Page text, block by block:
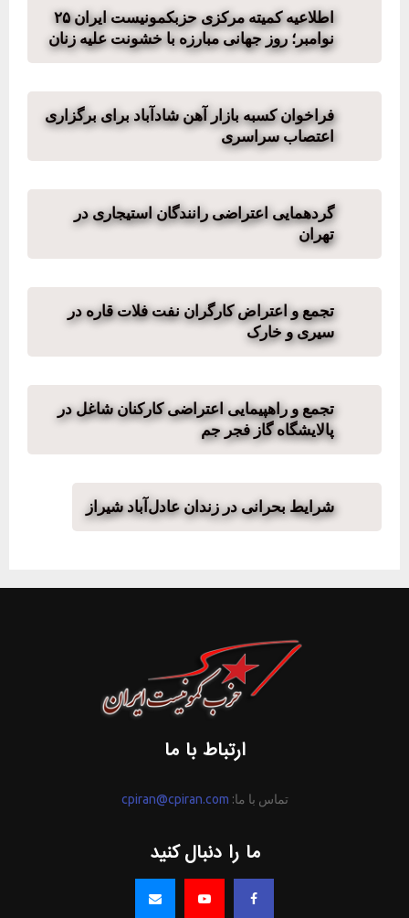
اطلاعیه کمیته مرکزی حزبکمونیست ایران ۲۵
نوامبر؛ روز جهانی مبارزه با خشونت علیه زنان
فراخوان کسبه بازار آهن شادآباد برای برگزاری
اعتصاب سراسری
گردهمایی اعتراضی رانندگان استیجاری در
تهران
تجمع و اعتراض کارگران نفت فلات قاره در
سیری و خارک
تجمع و راهپیمایی اعتراضی کارکنان شاغل در
پالایشگاه گاز فجر جم
شرایط بحرانی در زندان عادل‌آباد شیراز
ارتباط با ما
تماس با ما: cpiran@cpiran.com
ما را دنبال کنید